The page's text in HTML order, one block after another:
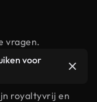
vragen.
voor
royaltyvrij en